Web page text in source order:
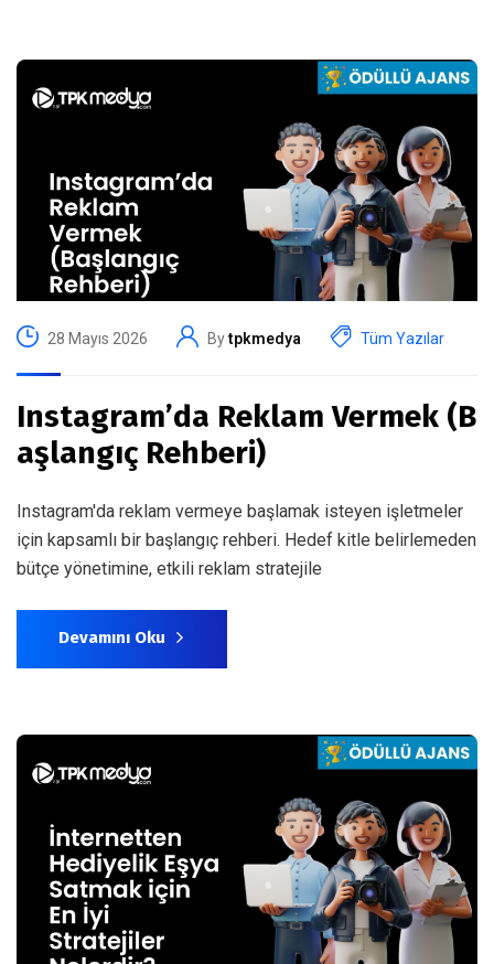
28 Mayıs 2026 Bytpkmedya Tüm Yazılar
Instagram’da Reklam Vermek (B
aşlangıç Rehberi)
Instagram'da reklam vermeye başlamak isteyen işletmeler
için kapsamlı bir başlangıç rehberi. Hedef kitle belirlemeden
bütçe yönetimine, etkili reklam stratejile
Devamını Oku